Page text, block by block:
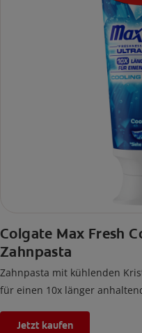
Colgate Max Fresh
Zahnpasta
Zahnpasta mit kühlenden
für einen 10x länger
Jetzt kaufen